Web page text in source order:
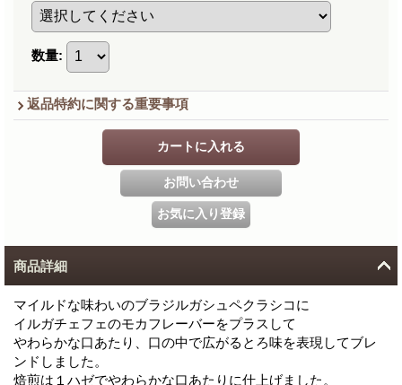
数量:
返品特約に関する重要事項
商品詳細
マイルドな味わいのブラジルガシュペクラシコに
イルガチェフェのモカフレーバーをプラスして
やわらかな口あたり、口の中で広がるとろ味を表現してブレ
ンドしました。
焙煎は１ハゼでやわらかな口あたりに仕上げました。